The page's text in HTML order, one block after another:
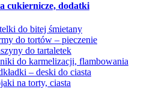
cukiernicze, dodatki
do bitej śmietany
do tortów – pieczenie
do tartaletek
do karmelizacji, flambowania
– deski do ciasta
na torty, ciasta